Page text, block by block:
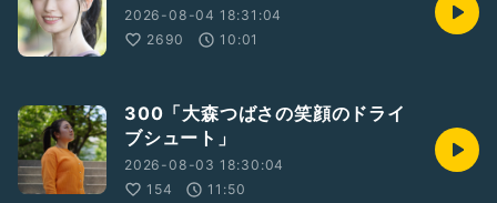
https://www.instagram.com/p/CFkE5JaHMnC/?
igshid=183ogc99c0epw
2026-08-04 18:31:04
2690
10:01
300「大森つばさの笑顔のドライ
ブシュート」
2026-08-03 18:30:04
154
11:50